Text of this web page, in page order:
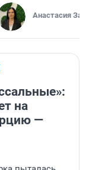
Анастасия
на
—